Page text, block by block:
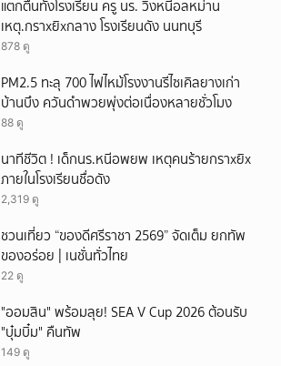
แตกตื่นทั้งโรงเรียน ครู นร. วิ่งหนีอลหม่าน
เหตุ.กราxยิxกลาง โรงเรียนดัง นนทบุรี
878 ดู
PM2.5 ทะลุ 700 ไฟไหม้โรงงานรีไซเคิลยางเก่า
บ้านบึง ควันดำพวยพุ่งต่อเนื่องหลายชั่วโมง
88 ดู
นาทีชีวิต ! เด็กนร.หนีอพยพ เหตุคนร้ายกราxยิx
ภายในโรงเรียนชื่อดัง
2,319 ดู
ชวนเที่ยว “ของดีศรีราชา 2569” จัดเต็ม ยกทัพ
ของอร่อย | เนชั่นทั่วไทย
22 ดู
"ออมสิน" พร้อมลุย! SEA V Cup 2026 ต้อนรับ
"บุ๋มบิ๋ม" คืนทัพ
149 ดู